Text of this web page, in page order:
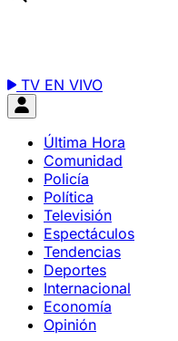
TV EN VIVO
Última Hora
Comunidad
Policía
Política
Televisión
Espectáculos
Tendencias
Deportes
Internacional
Economía
Opinión